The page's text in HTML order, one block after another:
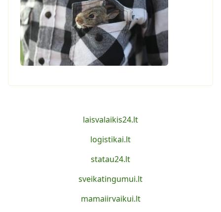
laisvalaikis24.lt
logistikai.lt
statau24.lt
sveikatingumui.lt
mamaiirvaikui.lt